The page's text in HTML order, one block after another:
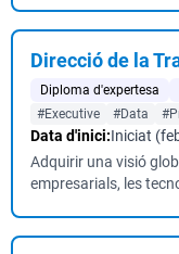
Direcció de la
Diploma d'expertesa
#Executive
#Data
Data d'inici:Iniciat
Adquirir una visió
empresarials, les